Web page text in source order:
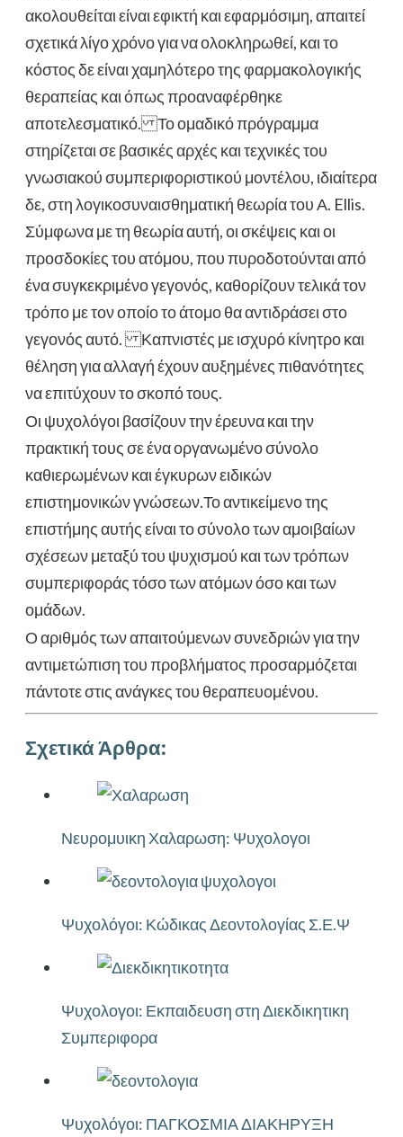
ακολουθείται είναι εφικτή και εφαρμόσιμη, απαιτεί
σχετικά λίγο χρόνο για να ολοκληρωθεί, και το
κόστος δε είναι χαμηλότερο της φαρμακολογικής
θεραπείας και όπως προαναφέρθηκε
αποτελεσματικό. Το ομαδικό πρόγραμμα
στηρίζεται σε βασικές αρχές και τεχνικές του
γνωσιακού συμπεριφοριστικού μοντέλου, ιδιαίτερα
δε, στη λογικοσυναισθηματική θεωρία του Α. Ellis.
Σύμφωνα με τη θεωρία αυτή, οι σκέψεις και οι
προσδοκίες του ατόμου, που πυροδοτούνται από
ένα συγκεκριμένο γεγονός, καθορίζουν τελικά τον
τρόπο με τον οποίο το άτομο θα αντιδράσει στο
γεγονός αυτό. Καπνιστές με ισχυρό κίνητρο και
θέληση για αλλαγή έχουν αυξημένες πιθανότητες
να επιτύχουν το σκοπό τους.
Οι ψυχολόγοι βασίζουν την έρευνα και την
πρακτική τους σε ένα οργανωμένο σύνολο
καθιερωμένων και έγκυρων ειδικών
επιστημονικών γνώσεων.Το αντικείμενο της
επιστήμης αυτής είναι το σύνολο των αμοιβαίων
σχέσεων μεταξύ του ψυχισμού και των τρόπων
συμπεριφοράς τόσο των ατόμων όσο και των
ομάδων.
Ο αριθμός των απαιτούμενων συνεδριών για την
αντιμετώπιση του προβλήματος προσαρμόζεται
πάντοτε στις ανάγκες του θεραπευομένου.
Σχετικά Άρθρα:
Νευρομυικη Χαλαρωση: Ψυχολογοι
Ψυχολόγοι: Κώδικας Δεοντολογίας Σ.Ε.Ψ
Ψυχολογοι: Εκπαιδευση στη Διεκδικητικη
Συμπεριφορα
Ψυχολόγοι: ΠΑΓΚΟΣΜΙΑ ΔΙΑΚΗΡΥΞΗ